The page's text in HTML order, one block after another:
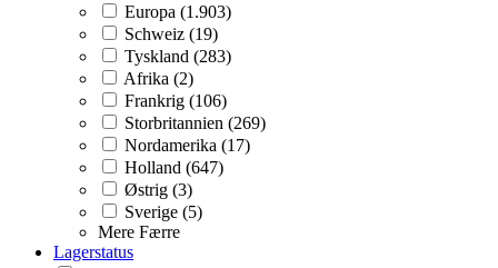
Europa (1.903)
Schweiz (19)
Tyskland (283)
Afrika (2)
Frankrig (106)
Storbritannien (269)
Nordamerika (17)
Holland (647)
Østrig (3)
Sverige (5)
Mere Færre
Lagerstatus